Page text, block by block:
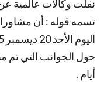
نقلت وكالات
تسمه قوله : أن
أيام .